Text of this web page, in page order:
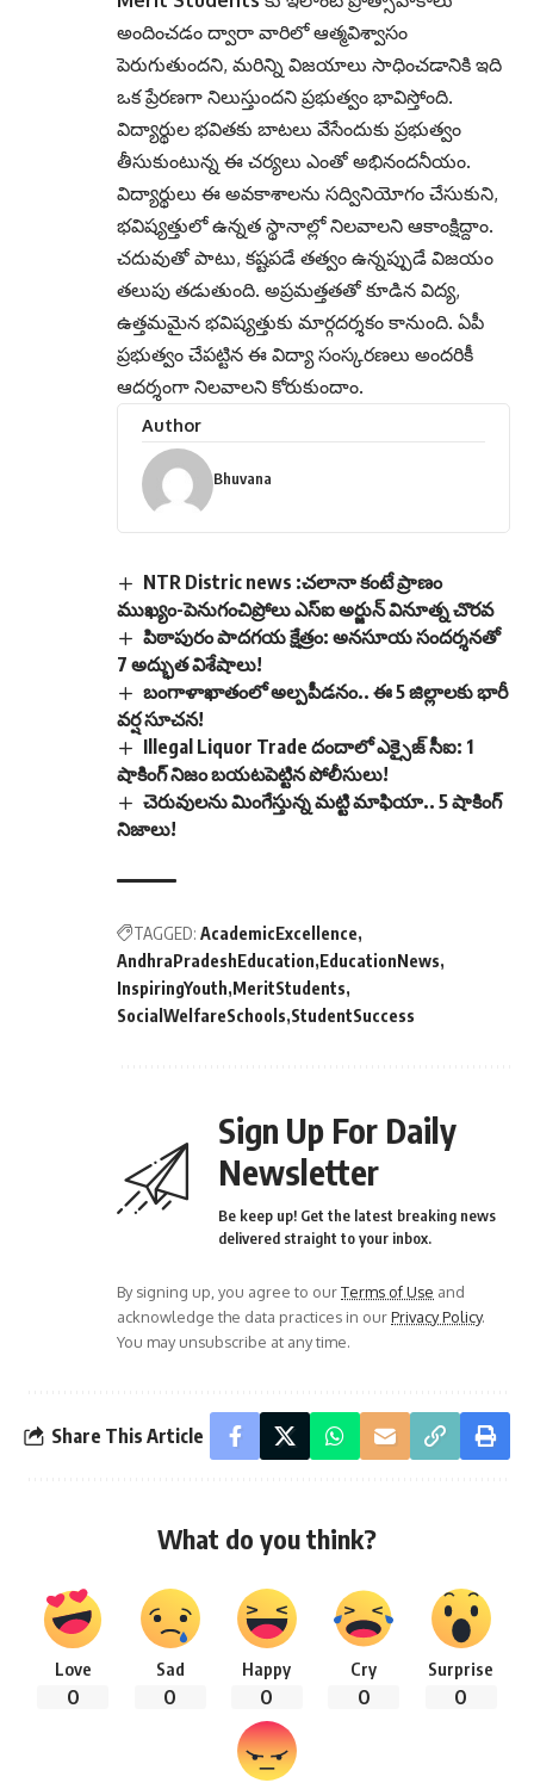
అందించడం ద్వారా వారిలో ఆత్మవిశ్వాసం
పెరుగుతుందని, మరిన్ని విజయాలు సాధించడానికి ఇది
ఒక ప్రేరణగా నిలుస్తుందని ప్రభుత్వం భావిస్తోంది.
విద్యార్థుల భవితకు బాటలు వేసేందుకు ప్రభుత్వం
తీసుకుంటున్న ఈ చర్యలు ఎంతో అభినందనీయం.
విద్యార్థులు ఈ అవకాశాలను సద్వినియోగం చేసుకుని,
భవిష్యత్తులో ఉన్నత స్థానాల్లో నిలవాలని ఆకాంక్షిద్దాం.
చదువుతో పాటు, కష్టపడే తత్వం ఉన్నప్పుడే విజయం
తలుపు తడుతుంది. అప్రమత్తతతో కూడిన విద్య,
ఉత్తమమైన భవిష్యత్తుకు మార్గదర్శకం కానుంది. ఏపీ
ప్రభుత్వం చేపట్టిన ఈ విద్యా సంస్కరణలు అందరికీ
ఆదర్శంగా నిలవాలని కోరుకుందాం.
Author
Bhuvana
NTR Distric news :చలానా కంటే ప్రాణం
ముఖ్యం-పెనుగంచిప్రోలు ఎస్ఐ అర్జున్ వినూత్న చొరవ
పిఠాపురం పాదగయ క్షేత్రం: అనసూయ సందర్శనతో
7 అద్భుత విశేషాలు!
బంగాళాఖాతంలో అల్పపీడనం.. ఈ 5 జిల్లాలకు భారీ
వర్ష సూచన!
Illegal Liquor Trade దందాలో ఎక్సైజ్ సీఐ: 1
షాకింగ్ నిజం బయటపెట్టిన పోలీసులు!
చెరువులను మింగేస్తున్న మట్టి మాఫియా.. 5 షాకింగ్
నిజాలు!
TAGGED: AcademicExcellence
AndhraPradeshEducation EducationNews
InspiringYouth MeritStudents
SocialWelfareSchools StudentSuccess
Sign Up For Daily
Newsletter
Be keep up! Get the latest breaking news
delivered straight to your inbox.
By signing up, you agree to ourTerms of Use and
acknowledge the data practices in ourPrivacy Policy.
You may unsubscribe at any time.
Share This Article
What do you think?
Love
0
Sad
0
Happy
0
Cry
0
Surprise
0